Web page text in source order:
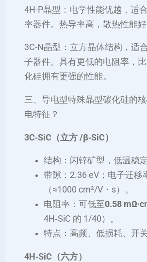
4H-P晶型：电学性能优越，适
率器件。热导率高，散热性能好
3C-N晶型：立方晶体结构，适
子器件。具有更低的电阻率，
化硅拥有更强的性能。
三、导电型特殊晶型碳化硅的
电特征？
3C‑SiC（立方 /β‑SiC）
结构：闪锌矿型，低温稳定
带隙：2.36 eV；电子迁移
（≈1000 cm²/V・s）。
电阻率：可低至0.58
4H‑SiC 的 1/40）。
特点：高频、低损耗、开
4H‑SiC（六方）